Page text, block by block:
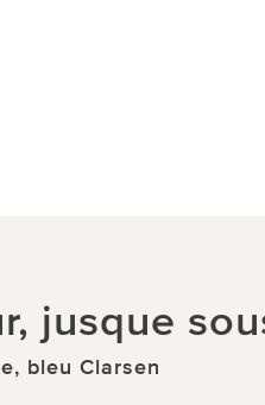
jusque
bleu Clarsen